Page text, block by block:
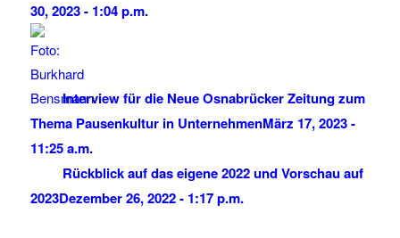
30, 2023 - 1:04 p.m.
Interview für die Neue Osnabrücker Zeitung zum
Thema Pausenkultur in UnternehmenMärz 17, 2023 -
11:25 a.m.
Rückblick auf das eigene 2022 und Vorschau auf
2023Dezember 26, 2022 - 1:17 p.m.